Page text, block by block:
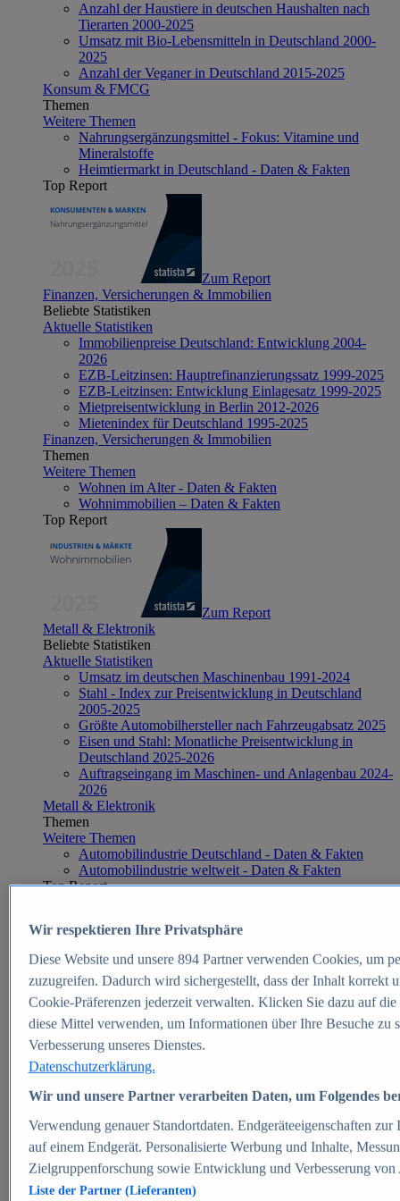
Anzahl der Haustiere in deutschen Haushalten nach
Tierarten 2000-2025
Umsatz mit Bio-Lebensmitteln in Deutschland 2000-
2025
Anzahl der Veganer in Deutschland 2015-2025
Konsum & FMCG
Themen
Weitere Themen
Nahrungsergänzungsmittel - Fokus: Vitamine und
Mineralstoffe
Heimtiermarkt in Deutschland - Daten & Fakten
Top Report
Zum Report
Finanzen, Versicherungen & Immobilien
Beliebte Statistiken
Aktuelle Statistiken
Immobilienpreise Deutschland: Entwicklung 2004-
2026
EZB-Leitzinsen: Hauptrefinanzierungssatz 1999-2025
EZB-Leitzinsen: Entwicklung Einlagesatz 1999-2025
Mietpreisentwicklung in Berlin 2012-2026
Mietenindex für Deutschland 1995-2025
Finanzen, Versicherungen & Immobilien
Themen
Weitere Themen
Wohnen im Alter - Daten & Fakten
Wohnimmobilien – Daten & Fakten
Top Report
Zum Report
Metall & Elektronik
Beliebte Statistiken
Aktuelle Statistiken
Umsatz im deutschen Maschinenbau 1991-2024
Stahl - Index zur Preisentwicklung in Deutschland
2005-2025
Größte Automobilhersteller nach Fahrzeugabsatz 2025
Eisen und Stahl: Monatliche Preisentwicklung in
Deutschland 2025-2026
Auftragseingang im Maschinen- und Anlagenbau 2024-
2026
Metall & Elektronik
Themen
Weitere Themen
Automobilindustrie Deutschland - Daten & Fakten
Automobilindustrie weltweit - Daten & Fakten
Top Report
Zum Report
E-commerce
Beliebte Statistiken
Aktuelle Statistiken
E-Commerce - Entwicklung des Umsatzes in
Deutschland 1999-2025
Umsatz von Amazon in Deutschland und weltweit
2010-2025
B2C-E-Commerce: Top-50 Online Shops in
Deutschland 2024
Marktanteile von Online-Zahlungsverfahren in
Deutschland 2024
Umsatzstarke Warengruppen im Online-Handel in
Deutschland 2023-2025
Wir respektieren Ihre Privatsphäre
Diese Website und unsere 894Partner verwenden Cookies, um
zuzugreifen. Dadurch wird sichergestellt, dass der Inhalt korrekt
Cookie-Präferenzen jederzeit verwalten. Klicken Sie dazu auf
diese Mittel verwenden, um Informationen über Ihre Besuche
Verbesserung unseres Dienstes.
Datenschutzerklärung.
Wir und unsere Partner verarbeiten Daten, um Folgendes
Verwendung genauer Standortdaten. Endgeräteeigenschaften
auf einem Endgerät. Personalisierte Werbung und Inhalte,
Zielgruppenforschung sowie Entwicklung und Verbesserung von
Liste der Partner (Lieferanten)